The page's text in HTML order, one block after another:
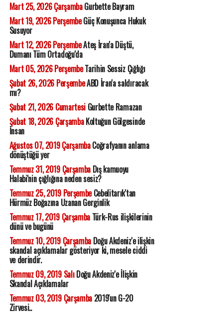
Mart 25, 2026 ÇarşambaGurbette Bayram
Mart 19, 2026 PerşembeGüç Konuşunca Hukuk
Susuyor
Mart 12, 2026 PerşembeAteş İran'a Düştü,
Dumanı Tüm Ortadoğu'da
Mart 05, 2026 PerşembeTarihin Sessiz Çığlığı
Şubat 26, 2026 PerşembeABD İran'a saldıracak
mı?
Şubat 21, 2026 CumartesiGurbette Ramazan
Şubat 18, 2026 ÇarşambaKoltuğun Gölgesinde
İnsan
Ağustos 07, 2019 ÇarşambaCoğrafyanın anlama
dönüştüğü yer
Temmuz 31, 2019 ÇarşambaDış kamuoyu
Halabi'nin çığlığına neden sesiz?
Temmuz 25, 2019 PerşembeCebelitarık'tan
Hürmüz Boğazına Uzanan Gerginlik
Temmuz 17, 2019 ÇarşambaTürk-Rus ilişkilerinin
dünü ve bugünü
Temmuz 10, 2019 ÇarşambaDoğu Akdeniz'e ilişkin
skandal açıklamalar gösteriyor ki, mesele ciddi
ve derindir.
Temmuz 09, 2019 SalıDoğu Akdeniz'e İlişkin
Skandal Açıklamalar
Temmuz 03, 2019 Çarşamba2019'un G-20
Zirvesi..